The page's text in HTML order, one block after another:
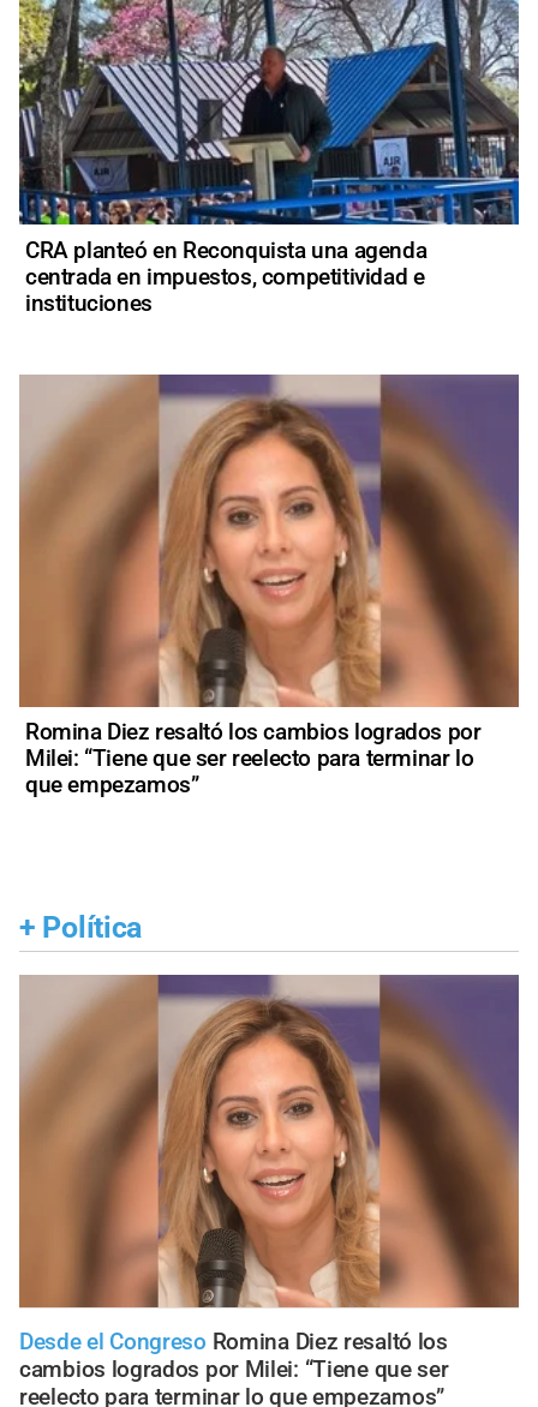
CRA planteó en Reconquista una agenda
centrada en impuestos, competitividad e
instituciones
Romina Diez resaltó los cambios logrados por
Milei: “Tiene que ser reelecto para terminar lo
que empezamos”
+ Política
Desde el Congreso Romina Diez resaltó los
cambios logrados por Milei: “Tiene que ser
reelecto para terminar lo que empezamos”